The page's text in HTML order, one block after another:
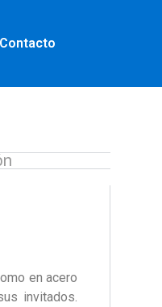
Contacto
en acero
invitados.